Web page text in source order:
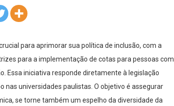
para aprimorar sua política de inclusão, com a
para a implementação de cotas para pessoas com
Essa iniciativa responde diretamente à legislação
nas universidades paulistas. O objetivo é assegurar
se torne também um espelho da diversidade da